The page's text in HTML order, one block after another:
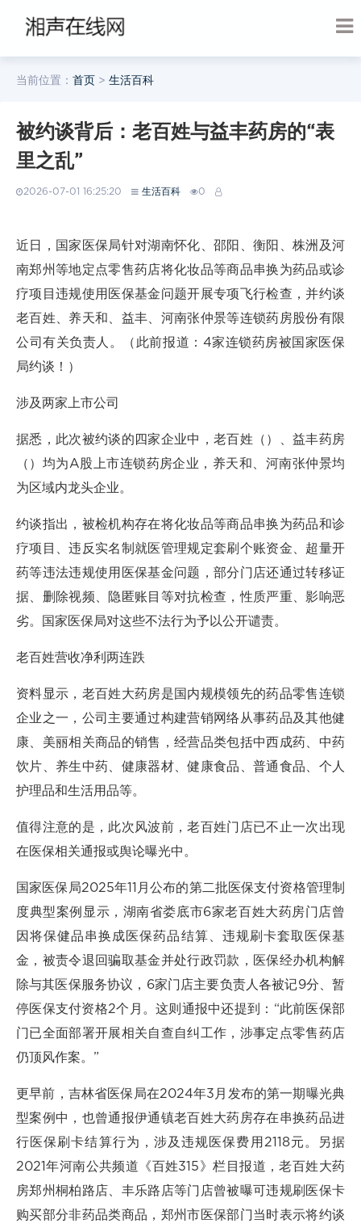
当前位置： 首页 > 生活百科
被约谈背后：老百姓与益丰药房的“表
里之乱”
2026-07-01 16:25:20 生活百科 0
近日，国家医保局针对湖南怀化、邵阳、衡阳、株洲及河
南郑州等地定点零售药店将化妆品等商品串换为药品或诊
疗项目违规使用医保基金问题开展专项飞行检查，并约谈
老百姓、养天和、益丰、河南张仲景等连锁药房股份有限
公司有关负责人。（此前报道：4家连锁药房被国家医保
局约谈！）
涉及两家上市公司
据悉，此次被约谈的四家企业中，老百姓（）、益丰药房
（）均为A股上市连锁药房企业，养天和、河南张仲景均
为区域内龙头企业。
约谈指出，被检机构存在将化妆品等商品串换为药品和诊
疗项目、违反实名制就医管理规定套刷个账资金、超量开
药等违法违规使用医保基金问题，部分门店还通过转移证
据、删除视频、隐匿账目等对抗检查，性质严重、影响恶
劣。国家医保局对这些不法行为予以公开谴责。
老百姓营收净利两连跌
资料显示，老百姓大药房是国内规模领先的药品零售连锁
企业之一，公司主要通过构建营销网络从事药品及其他健
康、美丽相关商品的销售，经营品类包括中西成药、中药
饮片、养生中药、健康器材、健康食品、普通食品、个人
护理品和生活用品等。
值得注意的是，此次风波前，老百姓门店已不止一次出现
在医保相关通报或舆论曝光中。
国家医保局2025年11月公布的第二批医保支付资格管理制
度典型案例显示，湖南省娄底市6家老百姓大药房门店曾
因将保健品串换成医保药品结算、违规刷卡套取医保基
金，被责令退回骗取基金并处行政罚款，医保经办机构解
除与其医保服务协议，6家门店主要负责人各被记9分、暂
停医保支付资格2个月。这则通报中还提到：“此前医保部
门已全面部署开展相关自查自纠工作，涉事定点零售药店
仍顶风作案。”
更早前，吉林省医保局在2024年3月发布的第一期曝光典
型案例中，也曾通报伊通镇老百姓大药房存在串换药品进
行医保刷卡结算行为，涉及违规医保费用2118元。另据
2021年河南公共频道《百姓315》栏目报道，老百姓大药
房郑州桐柏路店、丰乐路店等门店曾被曝可违规刷医保卡
购买部分非药品类商品，郑州市医保部门当时表示将约谈